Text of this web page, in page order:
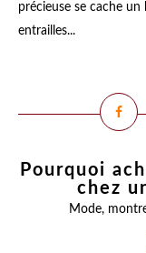
précieuse se cache
entrailles...
Pourquoi
chez
Mode,